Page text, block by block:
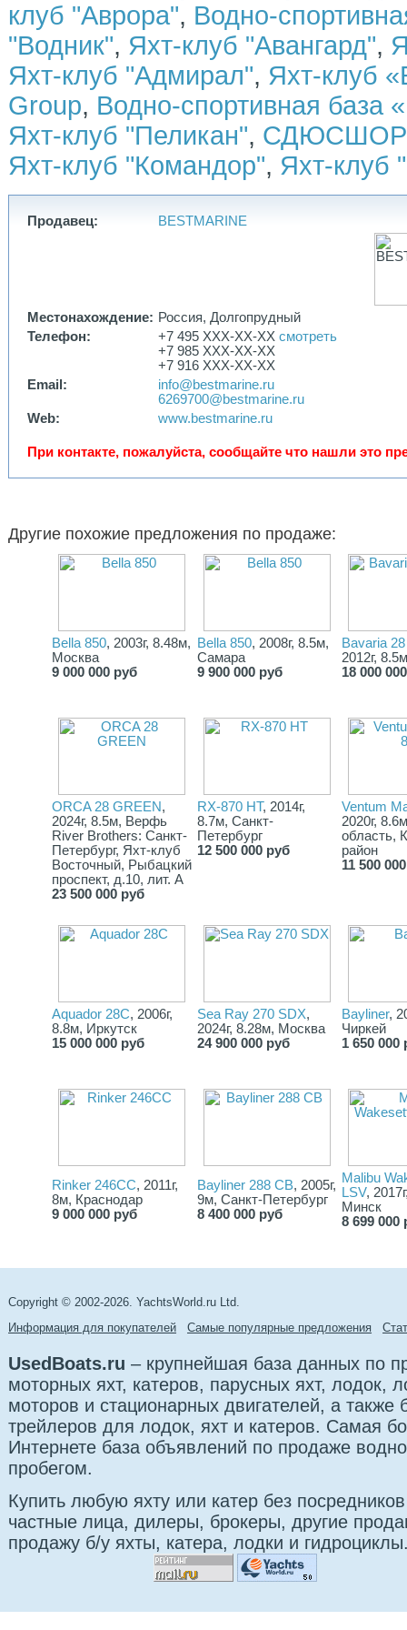
✅ кухня: плита, холодильник, раковина, микроволновая печь
✅ спутниковое телевидение
✅ транцевые плиты
✅ фонарь в носовой части
✅ гальюн с душем
клуб "Аврора", Водно-
"Водник", Яхт-клуб "Авангард",
Яхт-клуб "Адмирал", Яхт-клуб
Group, Водно-спортивная база
Яхт-клуб "Пеликан", СДЮСШОР
Яхт-клуб "Командор", Яхт-клуб
Продавец: BESTMARINE
Местонахождение: Россия, Долгопрудный
Телефон:
+7 495 XXX-XX-XX
+7 985 XXX-XX-XX
+7 916 XXX-XX-XX
смотреть
Email:
info@bestmarine.ru
6269700@bestmarine.ru
Web:
www.bestmarine.ru
При контакте, пожалуйста, сообщайте что нашли это
Другие похожие предложения по продаже:
Bella 850, 2003г, 8.48м,
Москва
9 000 000 руб
Bella 850, 2008г, 8.5м,
Самара
9 900 000 руб
Bavaria
2012г,
18 000
ORCA 28 GREEN,
2024г, 8.5м, Верфь
River Brothers: Санкт-
Петербург, Яхт-клуб
Восточный, Рыбацкий
проспект, д.10, лит. А
23 500 000 руб
RX-870 HT, 2014г,
8.7м, Санкт-
Петербург
12 500 000 руб
Ventum
2020г,
область,
район
11 500
Aquador 28C, 2006г,
8.8м, Иркутск
15 000 000 руб
Sea Ray 270 SDX,
2024г, 8.28м, Москва
24 900 000 руб
Bayliner,
Чиркей
1 650 000
Rinker 246CC, 2011г,
8м, Краснодар
9 000 000 руб
Bayliner 288 CB, 2005г,
9м, Санкт-Петербург
8 400 000 руб
Malibu
LSV,
Минск
8 699 000
Copyright © 2002-2026. YachtsWorld.ru Ltd.
Информация для покупателей
Самые популярные предложения
UsedBoats.ru – крупнейшая база данных по
моторных яхт, катеров, парусных яхт, лодок,
моторов и стационарных двигателей, а также
трейлеров для лодок, яхт и катеров. Самая
Интернете база объявлений по продаже
пробегом.
Купить любую яхту или катер без
частные лица, дилеры, брокеры, другие
продажу б/у яхты, катера, лодки и